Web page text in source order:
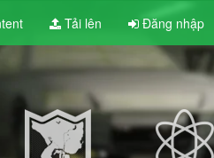
Tải lên Đăng nhập